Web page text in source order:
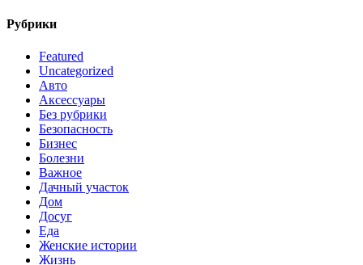
Рубрики
Featured
Uncategorized
Авто
Аксессуары
Без рубрики
Безопасность
Бизнес
Болезни
Важное
Дачный участок
Дом
Досуг
Еда
Женские истории
Жизнь